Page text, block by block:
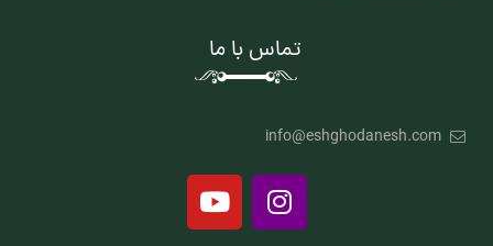
تماس با ما
info@eshghodanesh.com